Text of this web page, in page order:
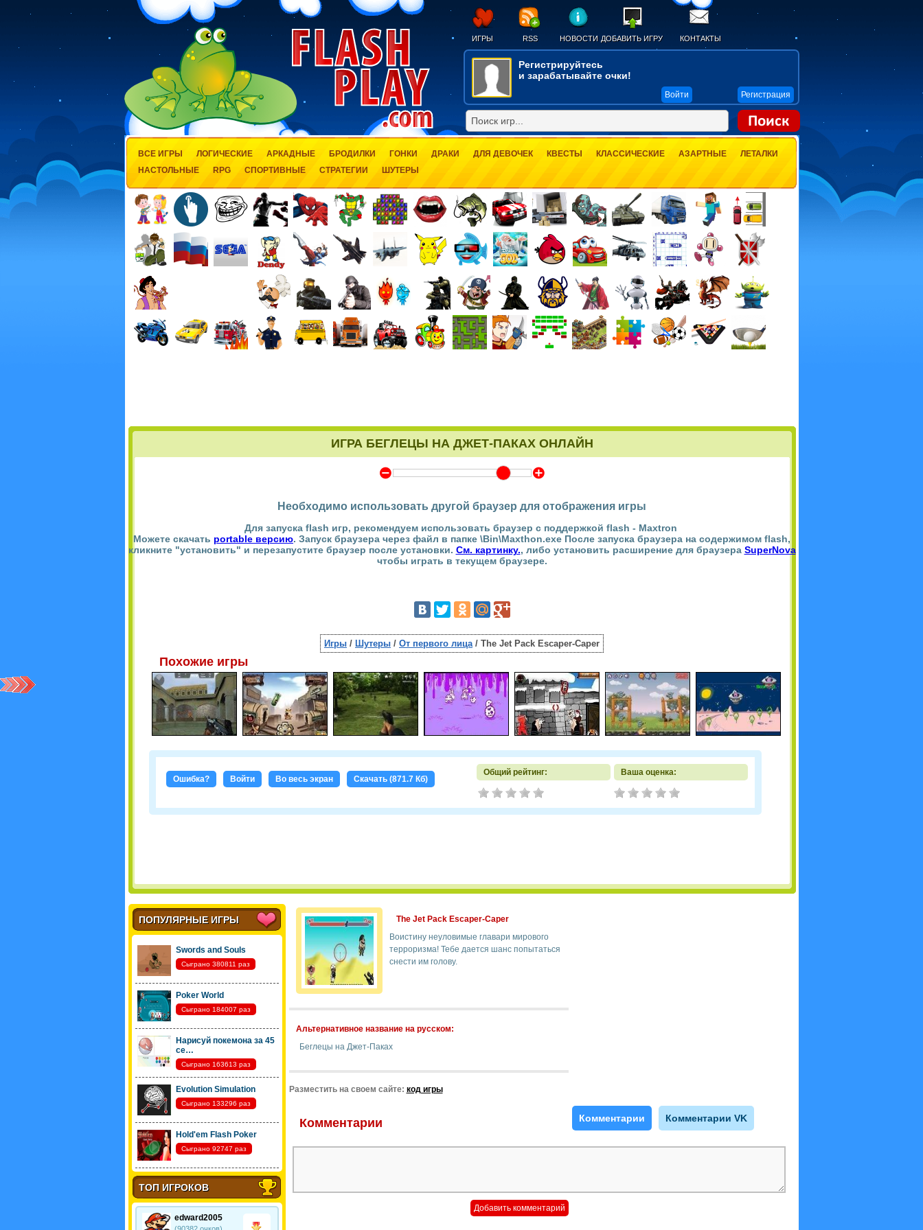
ИГРЫ RSS НОВОСТИ ДОБАВИТЬ ИГРУ КОНТАКТЫ
Регистрируйтесь
и зарабатывайте очки!
Войти Регистрация
ВСЕ ИГРЫ ЛОГИЧЕСКИЕ АРКАДНЫЕ БРОДИЛКИ ГОНКИ ДРАКИ ДЛЯ ДЕВОЧЕК КВЕСТЫ КЛАССИЧЕСКИЕ АЗАРТНЫЕ
ЛЕТАЛКИ
НАСТОЛЬНЫЕ
RPG СПОРТИВНЫЕ СТРАТЕГИИ ШУТЕРЫ
ИГРА БЕГЛЕЦЫ НА ДЖЕТ-ПАКАХ ОНЛАЙН
Y Z
Необходимо использовать другой браузер для отображения игры
Для запуска flash игр, рекомендуем использовать браузер с поддержкой flash - Maxtron
Можете скачать portable версию. Запуск браузера через файл в папке \Bin\Maxthon.exe После запуска браузера на содержимом flash,
кликните "установить" и перезапустите браузер после установки. См. картинку., либо установить расширение для браузера SuperNova
чтобы играть в текущем браузере.
Игры / Шутеры / От первого лица/ The Jet Pack Escaper-Caper
Похожие игры
Ошибка? Войти Во весь экран Скачать (871.7 Кб)
Общий рейтинг: Ваша оценка:
ПОПУЛЯРНЫЕ ИГРЫ
Swords and Souls
Сыграно 380811 раз
Poker World
Сыграно 184007 раз
Нарисуй покемона за 45
се…
Сыграно 163613 раз
Evolution Simulation
Сыграно 133296 раз
Hold'em Flash Poker
Сыграно 92747 раз
ТОП ИГРОКОВ
edward2005
The Jet Pack Escaper-Caper
Воистину неуловимые главари мирового
терроризма! Тебе дается шанс попытаться
снести им голову.
Альтернативное название на русском:
Беглецы на Джет-Паках
Разместить на своем сайте: код игры
Комментарии Комментарии Комментарии VK